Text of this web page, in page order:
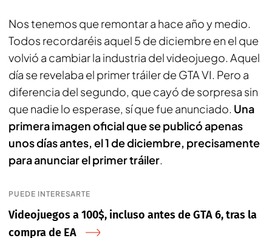
Nos tenemos que remontar a hace año y medio.
Todos recordaréis aquel 5 de diciembre en el que
volvió a cambiar la industria del videojuego. Aquel
día se revelaba el primer tráiler de GTA VI. Pero a
diferencia del segundo, que cayó de sorpresa sin
que nadie lo esperase, sí que fue anunciado. Una
primera imagen oficial que se publicó apenas
unos días antes, el 1 de diciembre, precisamente
para anunciar el primer tráiler.
PUEDE INTERESARTE
Videojuegos a 100$, incluso antes de GTA 6, tras la
compra de EA